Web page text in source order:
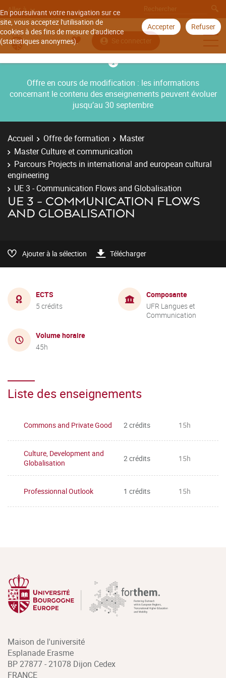
En poursuivant votre navigation sur ce
site, vous acceptez l'utilisation de
cookies à des fins de mesure d'audience
(statistiques anonymes).
Accepter Refuser
Aller à
Se connecter
Offre en cours de modification : les informations
concernant le contenu des enseignements peuvent évoluer
jusqu’au 30 septembre
Accueil Offre de formation
Master
Master Culture et communication
Parcours Projects in international and european cultural
engineering
UE 3 - Communication Flows and Globalisation
UE 3 - COMMUNICATION FLOWS
AND GLOBALISATION
Ajouter à la sélection Télécharger
ECTS
5 crédits
Composante
UFR Langues et
Communication
Volume horaire
45h
Liste des enseignements
Commons and Private Good 2 crédits 15h
Culture, Development and
Globalisation
2 crédits 15h
Professionnal Outlook 1 crédits 15h
Maison de l'université
Esplanade Erasme
BP 27877 - 21078 Dijon Cedex
FRANCE